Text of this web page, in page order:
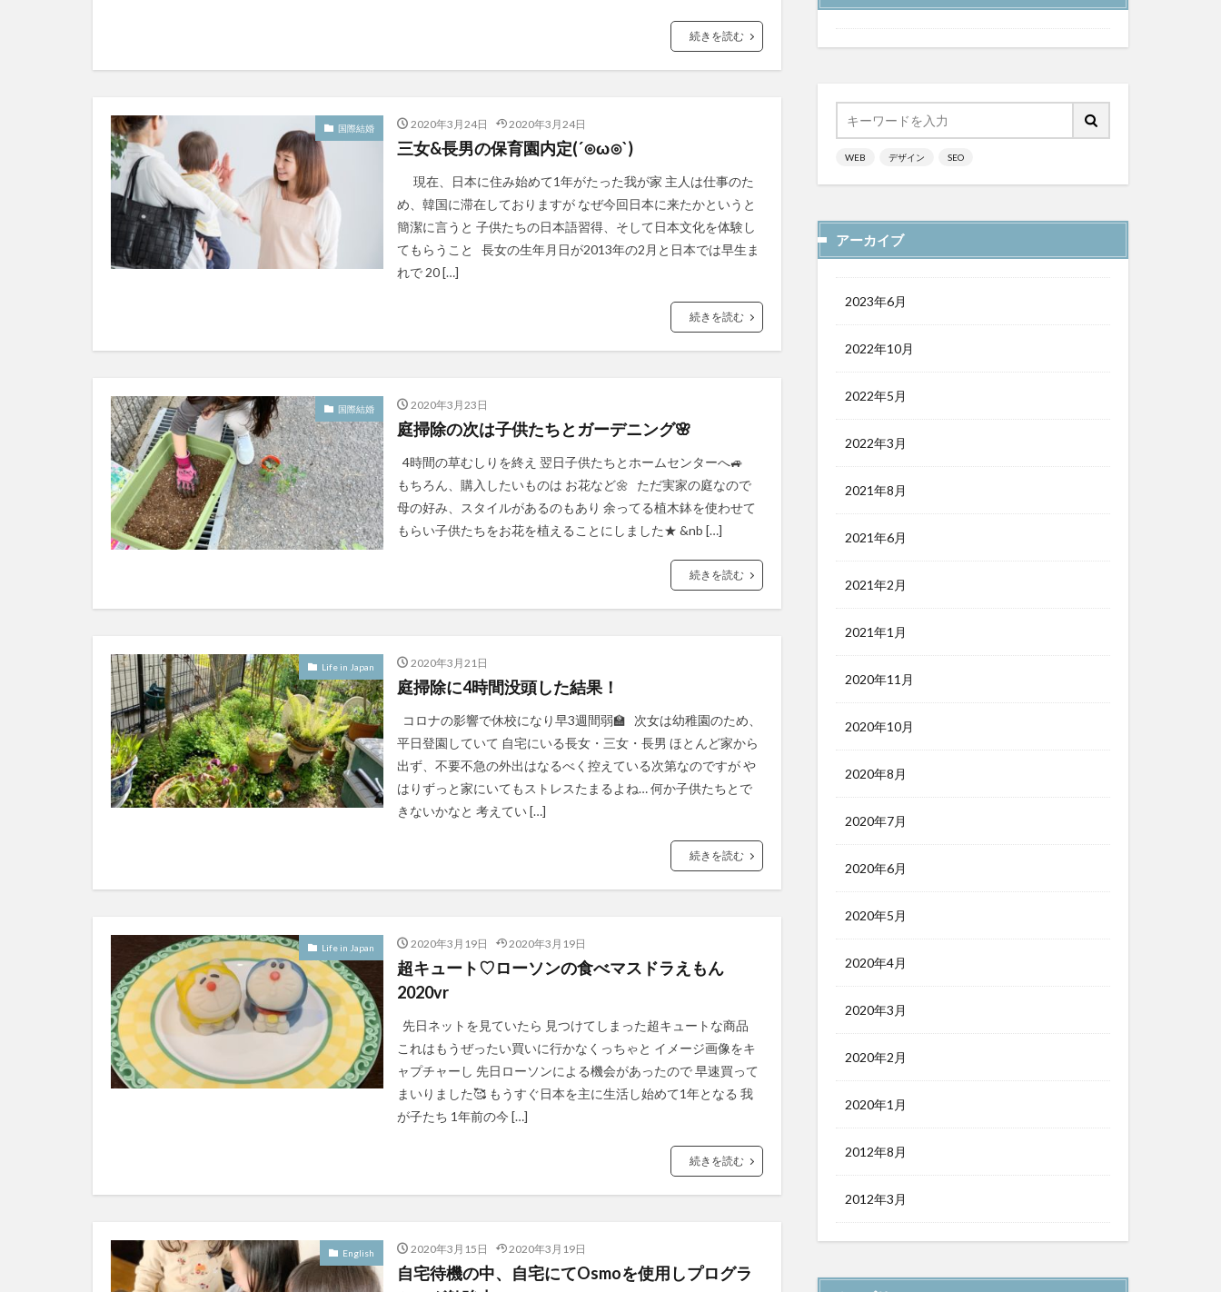
続きを読む
国際結婚 2020年3月24日 2020年3月24日
三女&長男の保育園内定(´⊙ω⊙`)
現在、日本に住み始めて1年がたった我が家 主人は仕事のた
め、韓国に滞在しておりますが なぜ今回日本に来たかというと
簡潔に言うと 子供たちの日本語習得、そして日本文化を体験し
てもらうこと 長女の生年月日が2013年の2月と日本では早生ま
れで 20 […]
続きを読む
国際結婚 2020年3月23日
庭掃除の次は子供たちとガーデニング🌸
4時間の草むしりを終え 翌日子供たちとホームセンターへ🚙
もちろん、購入したいものは お花など🌼 ただ実家の庭なので
母の好み、スタイルがあるのもあり 余ってる植木鉢を使わせて
もらい子供たちをお花を植えることにしました★ &nb […]
続きを読む
Life in Japan 2020年3月21日
庭掃除に4時間没頭した結果！
コロナの影響で休校になり早3週間弱🏫 次女は幼稚園のため、
平日登園していて 自宅にいる長女・三女・長男 ほとんど家から
出ず、不要不急の外出はなるべく控えている次第なのですが や
はりずっと家にいてもストレスたまるよね… 何か子供たちとで
きないかなと 考えてい […]
続きを読む
Life in Japan 2020年3月19日 2020年3月19日
超キュート♡ローソンの食べマスドラえもん
2020vr
先日ネットを見ていたら 見つけてしまった超キュートな商品
これはもうぜったい買いに行かなくっちゃと イメージ画像をキ
ャプチャーし 先日ローソンによる機会があったので 早速買って
まいりました🥰 もうすぐ日本を主に生活し始めて1年となる 我
が子たち 1年前の今 […]
続きを読む
English 2020年3月15日 2020年3月19日
自宅待機の中、自宅にてOsmoを使用しプログラ
WEB デザイン SEO
アーカイブ
2023年6月
2022年10月
2022年5月
2022年3月
2021年8月
2021年6月
2021年2月
2021年1月
2020年11月
2020年10月
2020年8月
2020年7月
2020年6月
2020年5月
2020年4月
2020年3月
2020年2月
2020年1月
2012年8月
2012年3月